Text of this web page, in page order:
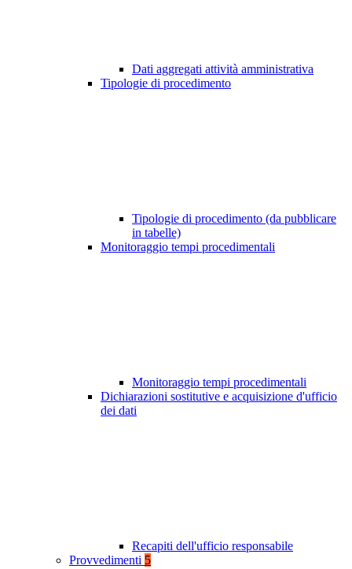
Dati aggregati attività amministrativa
Tipologie di procedimento
Tipologie di procedimento (da pubblicare
in tabelle)
Monitoraggio tempi procedimentali
Monitoraggio tempi procedimentali
Dichiarazioni sostitutive e acquisizione d'ufficio
dei dati
Recapiti dell'ufficio responsabile
Provvedimenti 5